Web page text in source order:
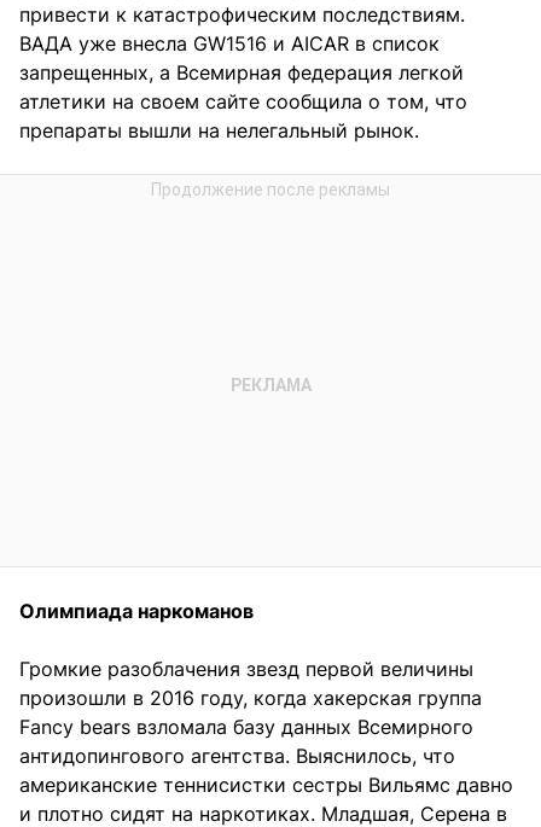
привести к катастрофическим последствиям.
ВАДА уже внесла GW1516 и AICAR в список
запрещенных, а Всемирная федерация легкой
атлетики на своем сайте сообщила о том, что
препараты вышли на нелегальный рынок.
Олимпиада наркоманов
Громкие разоблачения звезд первой величины
произошли в 2016 году, когда хакерская группа
Fancy bears взломала базу данных Всемирного
антидопингового агентства. Выяснилось, что
американские теннисистки сестры Вильямс давно
и плотно сидят на наркотиках. Младшая, Серена в